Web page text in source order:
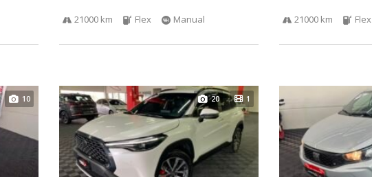
21000 km Flex Manual 21000 km Flex
10 20 1